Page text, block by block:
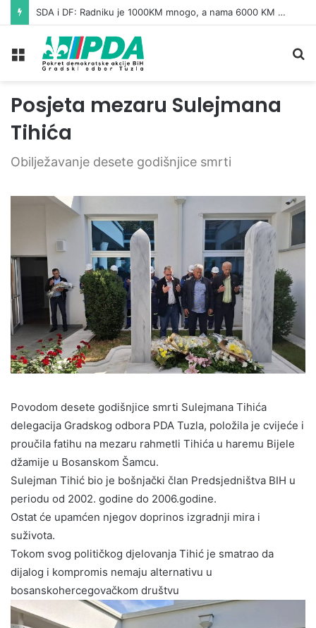
SDA i DF: Radniku je 1000KM mnogo, a nama 6000 KM malo!
Meni
Posjeta mezaru Sulejmana
Tihića
Obilježavanje desete godišnjice smrti
Povodom desete godišnjice smrti Sulejmana Tihića
delegacija Gradskog odbora PDA Tuzla, položila je cvijeće i
proučila fatihu na mezaru rahmetli Tihića u haremu Bijele
džamije u Bosanskom Šamcu.
Sulejman Tihić bio je bošnjački član Predsjedništva BIH u
periodu od 2002. godine do 2006.godine.
Ostat će upamćen njegov doprinos izgradnji mira i
suživota.
Tokom svog političkog djelovanja Tihić je smatrao da
dijalog i kompromis nemaju alternativu u
bosanskohercegovačkom društvu